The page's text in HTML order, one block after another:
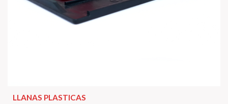
LLANAS PLASTICAS